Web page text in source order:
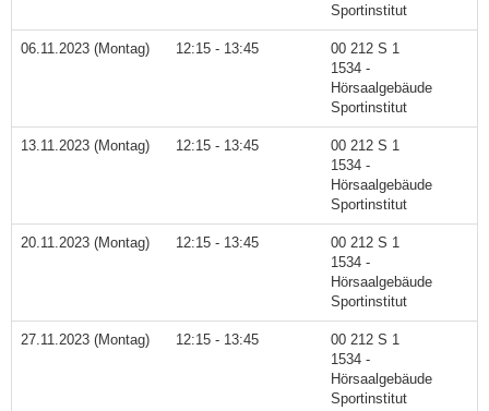
Sportinstitut
06.11.2023 (Montag) 12:15 - 13:45
00 212 S 1
1534 -
Hörsaalgebäude
Sportinstitut
13.11.2023 (Montag) 12:15 - 13:45
00 212 S 1
1534 -
Hörsaalgebäude
Sportinstitut
20.11.2023 (Montag) 12:15 - 13:45
00 212 S 1
1534 -
Hörsaalgebäude
Sportinstitut
27.11.2023 (Montag) 12:15 - 13:45
00 212 S 1
1534 -
Hörsaalgebäude
Sportinstitut